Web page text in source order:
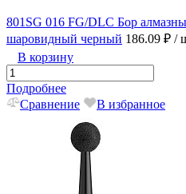
801SG 016 FG/DLC Бор
шаровидный черный 186.09 ₽ /
В корзину
Подробнее
Сравнение
В избранное